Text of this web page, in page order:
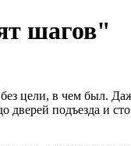
шагов"
цели, в чем был.
дверей подъезда и